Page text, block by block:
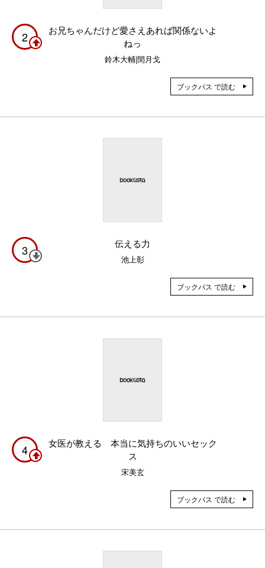
2
お兄ちゃんだけど愛さえあれば関係ないよ
ねっ
鈴木大輔|閏月戈
ブックパス で読む
3 伝える力
池上彰
ブックパス で読む
4
女医が教える 本当に気持ちのいいセック
ス
宋美玄
ブックパス で読む